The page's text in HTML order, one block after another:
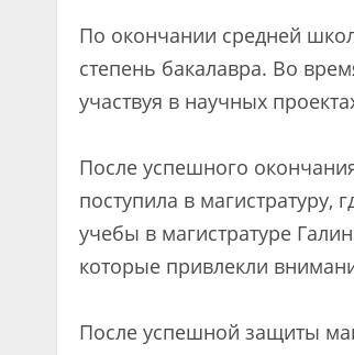
По окончании средней
степень бакалавра. Во
участвуя в научных
После успешного
поступила в магистратуру,
учебы в магистратуре
которые привлекли
После успешной защиты